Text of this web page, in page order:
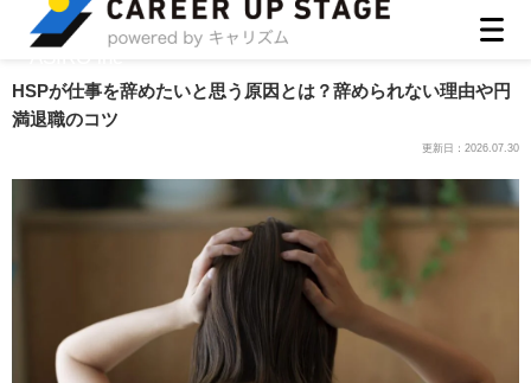
HSPが仕事を辞めたいと思う原因とは？辞められない理由や円
満退職のコツ
更新日：2026.07.30